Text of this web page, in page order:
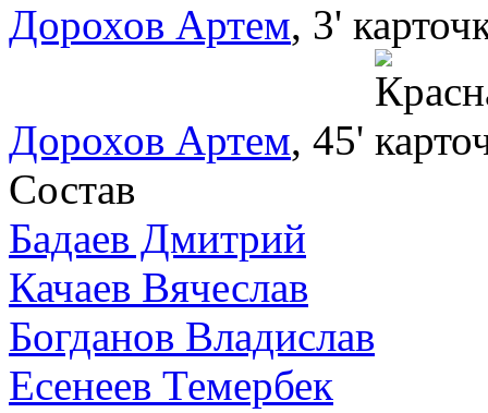
Дорохов Артем, 3'
Дорохов Артем, 45'
Состав
Бадаев Дмитрий
Качаев Вячеслав
Богданов Владислав
Есенеев Темербек